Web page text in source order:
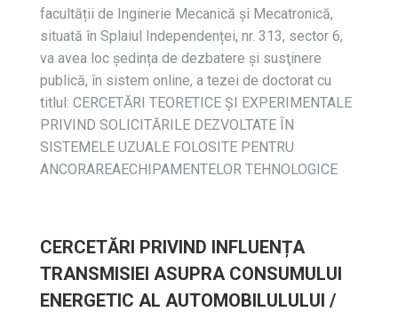
facultății de Inginerie Mecanică și Mecatronică,
situată în Splaiul Independenței, nr. 313, sector 6,
va avea loc ședința de dezbatere și susţinere
publică, în sistem online, a tezei de doctorat cu
titlul: CERCETĂRI TEORETICE ŞI EXPERIMENTALE
PRIVIND SOLICITĂRILE DEZVOLTATE ÎN
SISTEMELE UZUALE FOLOSITE PENTRU
ANCORAREAECHIPAMENTELOR TEHNOLOGICE
CERCETĂRI PRIVIND INFLUENȚA
TRANSMISIEI ASUPRA CONSUMULUI
ENERGETIC AL AUTOMOBILULULUI /